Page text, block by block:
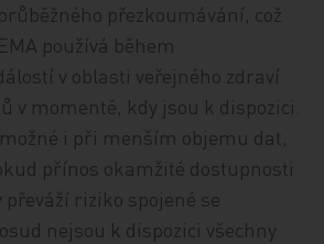
přezkoumávání, což
používá během
v oblasti veřejného zdraví
v momentě, kdy jsou k dispozici.
i při menším objemu dat,
přínos okamžité dostupnosti
riziko spojené se
nejsou k dispozici všechny